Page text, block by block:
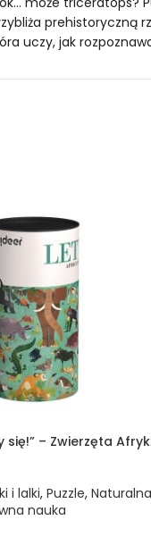
uczy, jak
marki mideer.
marki mideer.
się!” – Zwierzęta
i lalki, Puzzle, Naturalna
nauka